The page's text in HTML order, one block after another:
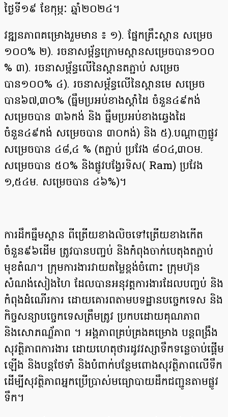
ថ្ងៃទី១៩ ខែកុម្ភៈ ឆ្នាំ២០២៤។
វឌ្ឍនភាពគម្រោងរួមមាន ៖ ១). ផ្នែកគ្រឹះស្ពាន សម្រេច
១០០% ២). រចនាសម្ព័ន្ធក្រោមស្ពានសម្រេចបាន១០០
% ៣). រចនាសម្ព័ន្ធលើនៃស្ពានតភ្ជាប់ សម្រេច
បាន១០០% ៤). រចនាសម្ព័ន្ធលើនៃស្ពានមេ សម្រេច
បាន៦៧,៣០% (ធ្នឹមប្រអប់ខាងស្តាំដៃ ចំនួន៤៩កង់
សម្រេចបាន ៣៦កង់ និង ធ្នឹមប្រអប់ខាងឆ្វេងដៃ
ចំនួន៤៩កង់ សម្រេចបាន ៣០កង់) និង ៥).បណ្តាញផ្លូវ
សម្រេចបាន ៤៨,៤ % (តភ្ជាប់ ប្រវែង ៨០៤,៣០ម.
សម្រេចបាន ៥០% និងផ្លូវបង្វែរទិស( Ram) ប្រវែង
១,៥៤ម. សម្រេចបាន ៤៦%)។
ការដឹកធ្នឹមស្ពាន ពីត្រើយខាងលិចទៅត្រើយខាងកើត
ចំនួន៩៦ដើម ត្រូវបានបញ្ចប់ និងកំពុងចាក់បេតុងតភ្ជាប់
មុខតំណ។ ក្រុមការងារវាយតម្លៃខ្ពង់ចំពោះ ក្រុមហ៊ុន
សំណង់សៀងហៃ ដែលបានអនុវត្តការងារដែលបញ្ចប់ និង
កំពុងដំណើរការ ដោយគោរពតាមបទដ្ឋានបច្ចេកទេស និង
កិច្ចសន្យាបច្ចេកទេសត្រឹមត្រូវ ប្រកបដោយគុណភាព
និងសោភណ័្ឌភាព ។ អង្គភាពគ្រប់គ្រងគម្រោង បន្តពង្រឹង
សុវត្ថិភាពការងារ ដោយហេតុថារដូវវស្សាទឹកទន្លេចាប់ផ្តើម
ឡើង និងបន្តថែទាំ និងបំពាក់បន្ថែមពោងសុវត្ថិភាពលើទឹក
ដើម្បីសុវត្ថិភាពអ្នកប្រើប្រាស់មធ្យោបាយដឹកជញ្ជូនតាមផ្លូវ
ទឹក។